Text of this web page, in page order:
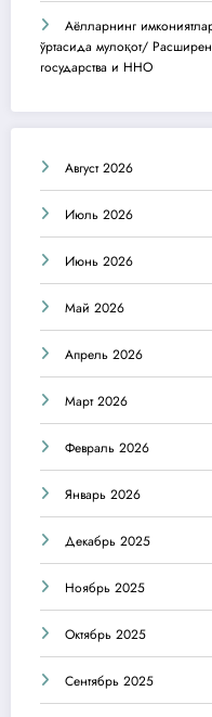
Аёлларнинг
ўртасида мулоқот/
государства и ННО
Август 2026
Июль 2026
Июнь 2026
Май 2026
Апрель 2026
Март 2026
Февраль 2026
Январь 2026
Декабрь 2025
Ноябрь 2025
Октябрь 2025
Сентябрь 2025